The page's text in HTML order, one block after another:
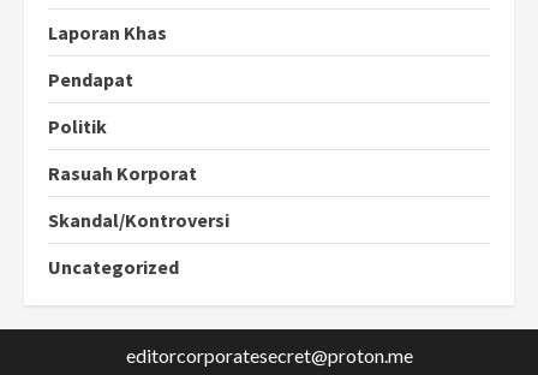
Laporan Khas
Pendapat
Politik
Rasuah Korporat
Skandal/Kontroversi
Uncategorized
editorcorporatesecret@proton.me